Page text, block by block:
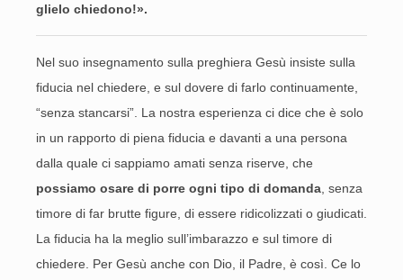
glielo chiedono!».
Nel suo insegnamento sulla preghiera Gesù insiste sulla
fiducia nel chiedere, e sul dovere di farlo continuamente,
“senza stancarsi”. La nostra esperienza ci dice che è solo
in un rapporto di piena fiducia e davanti a una persona
dalla quale ci sappiamo amati senza riserve, che
possiamo osare di porre ogni tipo di domanda , senza
timore di far brutte figure, di essere ridicolizzati o giudicati.
La fiducia ha la meglio sull’imbarazzo e sul timore di
chiedere. Per Gesù anche con Dio, il Padre, è così. Ce lo